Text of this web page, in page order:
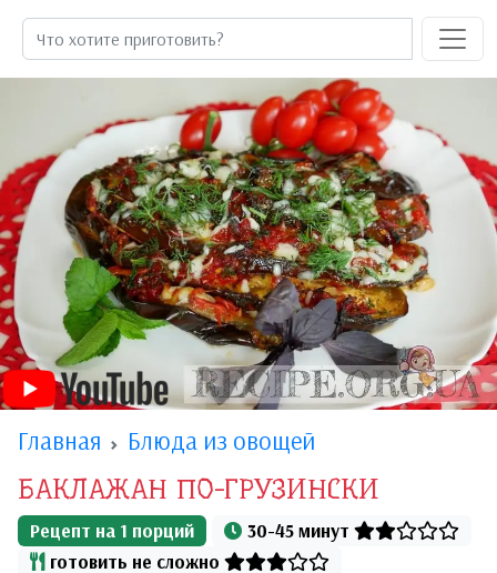
Главная Блюда из овощей
БАКЛАЖАН ПО-ГРУЗИНСКИ
Рецепт на 1 порций
30-45 минут
готовить не сложно